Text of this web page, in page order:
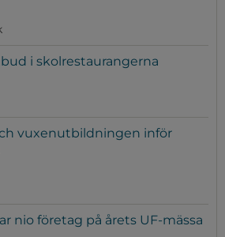
i skolrestaurangerna
vuxenutbildningen inför
nio företag på årets UF-mässa